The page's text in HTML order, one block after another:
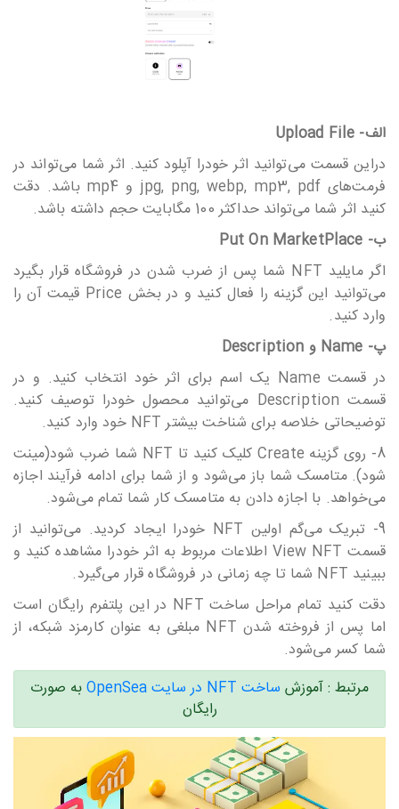
الف- Upload File
دراین قسمت می‎‎‎‎‎‎توانید اثر خودرا آپلود کنید. اثر شما می‎‎‎‎‎‎تواند در
فرمت‎‎‎‎‎‎های jpg, png, webp, mp3, pdf و mp4 باشد. دقت
کنید اثر شما می‎‎‎‎‎‎تواند حداکثر 100 مگابایت حجم داشته باشد.
ب- Put On MarketPlace
اگر مایلید NFT شما پس از ضرب شدن در فروشگاه قرار بگیرد
می‎‎‎‎‎‎توانید این گزینه را فعال کنید و در بخش Price قیمت آن را
وارد کنید.
پ- Name و Description
در قسمت Name یک اسم برای اثر خود انتخاب کنید. و در
قسمت Description می‎‎‎‎‎‎توانید محصول خودرا توصیف کنید.
توضیحاتی خلاصه برای شناخت بیشتر NFT خود وارد کنید.
8- روی گزینه Create کلیک کنید تا NFT شما ضرب شود(مینت
شود). متامسک شما باز می‎‎‎‎‎‎شود و از شما برای ادامه فرآیند اجازه
می‎‎‎‎‎‎خواهد. با اجازه دادن به متامسک کار شما تمام می‎‎‎‎‎‎شود.
9- تبریک می‎‎‎‎‎‎گم اولین NFT خودرا ایجاد کردید. می‎‎‎‎‎‎توانید از
قسمت View NFT اطلاعات مربوط به اثر خودرا مشاهده کنید و
ببینید NFT شما تا چه زمانی در فروشگاه قرار می‎‎‎‎‎‎گیرد.
دقت کنید تمام مراحل ساخت NFT در این پلتفرم رایگان است
اما پس از فروخته شدن NFT مبلغی به عنوان کارمزد شبکه، از
شما کسر می‎‎‎‎‎‎شود.
مرتبط : آموزش ساخت NFT در سایت OpenSea
به صورت
رایگان